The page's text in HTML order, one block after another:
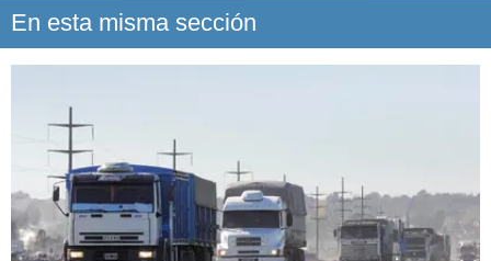
En esta misma sección